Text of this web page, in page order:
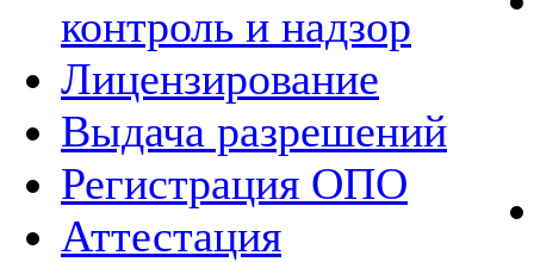
контроль и надзор
Лицензирование
Выдача разрешений
Регистрация ОПО
Аттестация